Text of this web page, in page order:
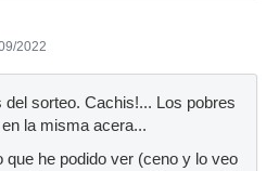
2022
del sorteo. Cachis!... Los pobres
la misma acera...
que he podido ver (ceno y lo veo